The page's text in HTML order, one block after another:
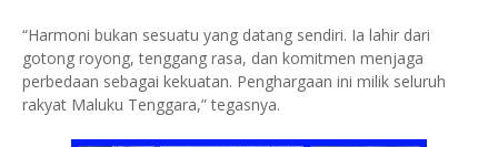
“Harmoni bukan sesuatu yang datang sendiri. Ia lahir dari
gotong royong, tenggang rasa, dan komitmen menjaga
perbedaan sebagai kekuatan. Penghargaan ini milik seluruh
rakyat Maluku Tenggara,” tegasnya.